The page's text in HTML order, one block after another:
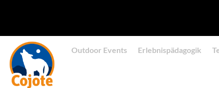
Outdoor Events Erlebnispädagogik